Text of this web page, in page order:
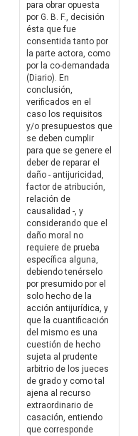
para obrar opuesta
por G. B. F., decisión
ésta que fue
consentida tanto por
la parte actora, como
por la co-demandada
(Diario). En
conclusión,
verificados en el
caso los requisitos
y/o presupuestos que
se deben cumplir
para que se genere el
deber de reparar el
daño - antijuricidad,
factor de atribución,
relación de
causalidad -, y
considerando que el
daño moral no
requiere de prueba
específica alguna,
debiendo tenérselo
por presumido por el
solo hecho de la
acción antijurídica, y
que la cuantificación
del mismo es una
cuestión de hecho
sujeta al prudente
arbitrio de los jueces
de grado y como tal
ajena al recurso
extraordinario de
casación, entiendo
que corresponde